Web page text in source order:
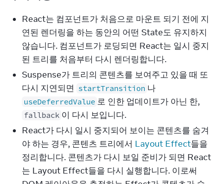
React는 컴포넌트가 처음으로 마운트 되기 전에 지
연된 렌더링을 하는 동안의 어떤 State도 유지하지
않습니다. 컴포넌트가 로딩되면 React는 일시 중지
된 트리를 처음부터 다시 렌더링합니다.
Suspense가 트리의 콘텐츠를 보여주고 있을 때 또
다시 지연되면 startTransition 나
useDeferredValue 로 인한 업데이트가 아닌 한,
fallback 이 다시 보입니다.
React가 다시 일시 중지되어 보이는 콘텐츠를 숨겨
야 하는 경우, 콘텐츠 트리에서 Layout Effect들을
정리합니다. 콘텐츠가 다시 보일 준비가 되면 React
는 Layout Effect들을 다시 실행합니다. 이로써